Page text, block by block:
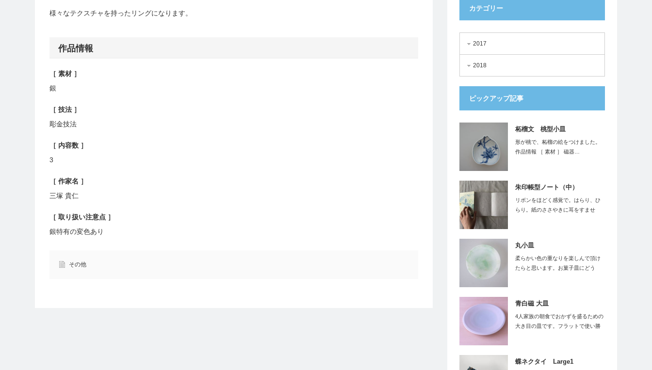
様々なテクスチャを持ったリングになります。
作品情報
［ 素材 ］
銀
［ 技法 ］
彫金技法
［ 内容数 ］
3
［ 作家名 ］
三塚 貴仁
［ 取り扱い注意点 ］
銀特有の変色あり
その他
カテゴリー
2017
2018
ピックアップ記事
柘榴文 桃型小皿
形が桃で、柘榴の絵をつけました。
作品情報 ［ 素材 ］ 磁器…
朱印帳型ノート（中）
リボンをほどく感覚で。はらり、ひ
らり。紙のささやきに耳をすませ
丸小皿
柔らかい色の重なりを楽しんで頂け
たらと思います。お菓子皿にどう
青白磁 大皿
4人家族の朝食でおかずを盛るための
大き目の皿です。フラットで使い勝
蝶ネクタイ Large1